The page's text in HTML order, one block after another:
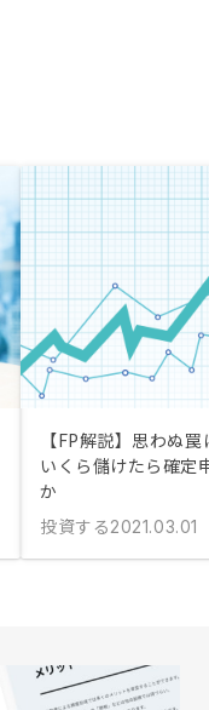
【FP解説】思わぬ
いくら儲けたら確定
か
投資する2021.03.01